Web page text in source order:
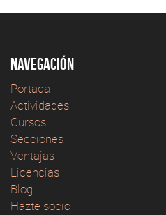
Navegación
Portada
Actividades
Cursos
Secciones
Ventajas
Licencias
Blog
Hazte socio